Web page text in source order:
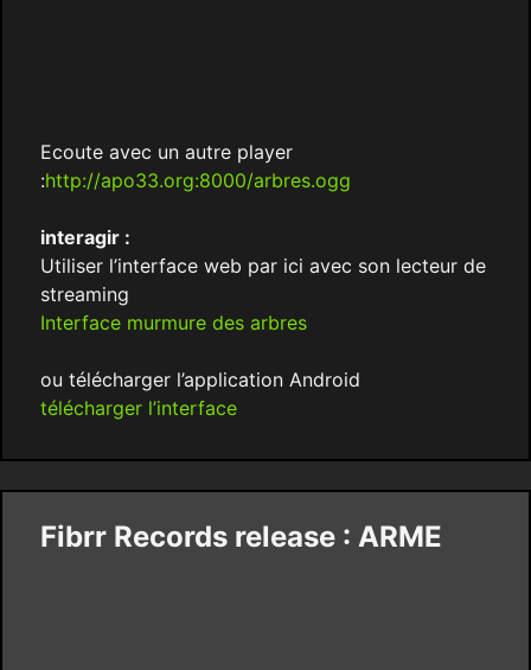
Ecoute avec un autre player
:http://apo33.org:8000/arbres.ogg
interagir :
Utiliser l’interface web par ici avec son lecteur de
streaming
Interface murmure des arbres
ou télécharger l’application Android
télécharger l’interface
Fibrr Records release : ARME